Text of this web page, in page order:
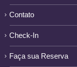
Contato
Check-In
Faça sua Reserva